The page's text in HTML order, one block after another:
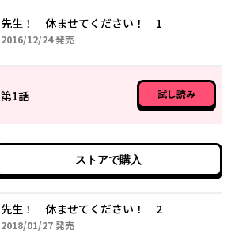
先生！ 休ませてください！ 1
2016/12/242016年12月24日
発売
第1話 試し読み
ストアで購入
先生！ 休ませてください！ 2
2018/01/272018年01月27日
発売